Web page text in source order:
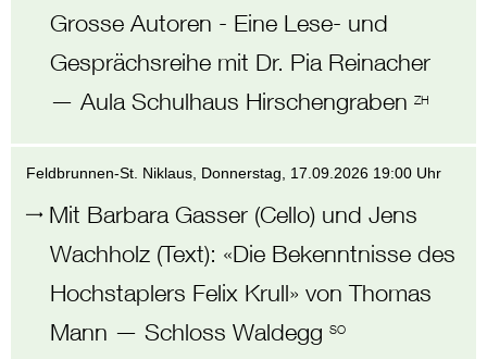
Grosse Autoren - Eine Lese- und
Gesprächsreihe mit Dr. Pia Reinacher
— Aula Schulhaus Hirschengraben ZH
Feldbrunnen-St. Niklaus , Donnerstag, 17.09.2026 19:00 Uhr
Mit Barbara Gasser (Cello) und Jens
Wachholz (Text): «Die Bekenntnisse des
Hochstaplers Felix Krull» von Thomas
Mann — Schloss Waldegg SO